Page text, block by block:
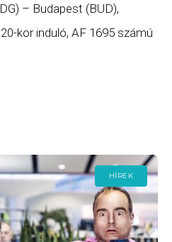
– Budapest (BUD),
kor induló, AF 1695 számú
HÍREK